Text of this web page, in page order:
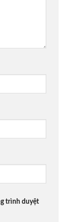
trình duyệt